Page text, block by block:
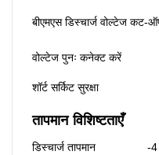
बीएमएस डिस्चार्ज वोल्टेज कट-
वोल्टेज पुनः कनेक्ट करें
शॉर्ट सर्किट सुरक्षा
तापमान विशिष्टताएँ
डिस्चार्ज तापमान -